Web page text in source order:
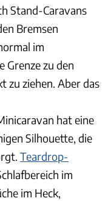
Stand-Caravans
Bremsen
im
Grenze zu den
zu ziehen. Aber das
hat eine
Silhouette, die
Teardrop-
im
im Heck,